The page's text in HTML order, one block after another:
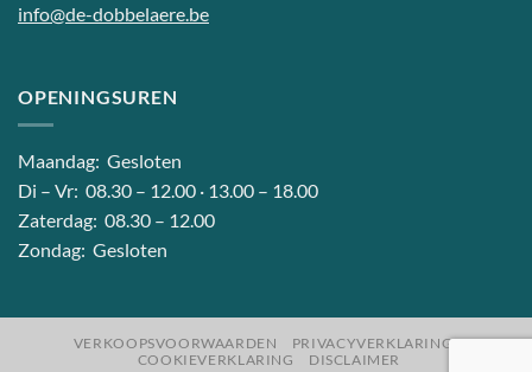
info@de-dobbelaere.be
OPENINGSUREN
Maandag: Gesloten
Di – Vr: 08.30 – 12.00 · 13.00 – 18.00
Zaterdag: 08.30 – 12.00
Zondag: Gesloten
VERKOOPSVOORWAARDEN
PRIVACYVERKLARING
COOKIEVERKLARING
DISCLAIMER